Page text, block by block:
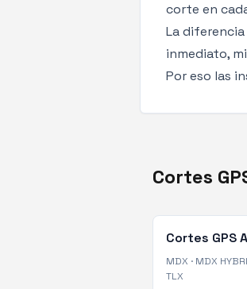
corte en
La
inmediato,
Por eso las
Cortes
Cortes GPS
MDX · MDX
TLX